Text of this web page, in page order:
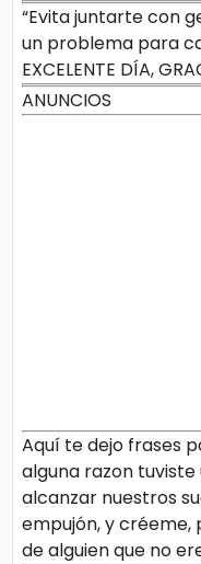
“Evita juntarte con
un problema para
EXCELENTE DÍA,
ANUNCIOS
Aquí te dejo frases
alguna razon
alcanzar nuestros
empujón, y créeme,
de alguien que no